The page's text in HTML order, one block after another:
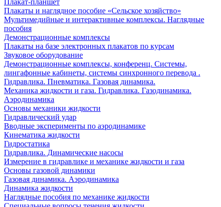
Плакат-планшет
Плакаты и наглядное пособие «Сельское хозяйство»
Мультимедийные и интерактивные комплексы. Наглядные
пособия
Демонстрационные комплексы
Плакаты на базе электронных плакатов по курсам
Звуковое оборудование
Демонстрационные комплексы, конференц. Системы,
лингафонные кабинеты, системы синхронного перевода .
Гидравлика. Пневматика. Газовая динамика.
Механика жидкости и газа. Гидравлика. Газодинамика.
Аэродинамика
Основы механики жидкости
Гидравлический удар
Вводные эксперименты по аэродинамике
Кинематика жидкости
Гидростатика
Гидравлика. Динамические насосы
Измерение в гидравлике и механике жидкости и газа
Основы газовой динамики
Газовая динамика. Аэродинамика
Динамика жидкости
Наглядные пособия по механике жидкости